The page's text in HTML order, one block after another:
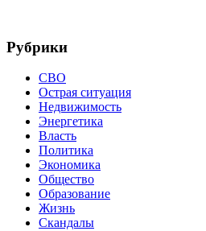
Рубрики
СВО
Острая ситуация
Недвижимость
Энергетика
Власть
Политика
Экономика
Общество
Образование
Жизнь
Скандалы